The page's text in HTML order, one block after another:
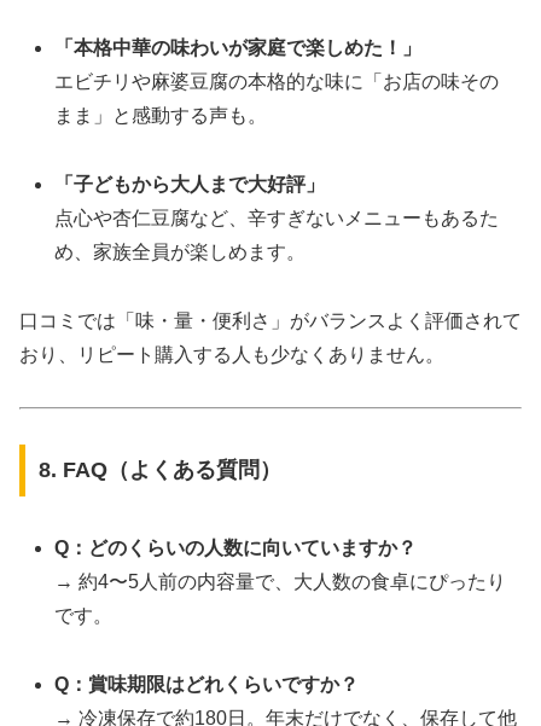
「本格中華の味わいが家庭で楽しめた！」
エビチリや麻婆豆腐の本格的な味に「お店の味その
まま」と感動する声も。
「子どもから大人まで大好評」
点心や杏仁豆腐など、辛すぎないメニューもあるた
め、家族全員が楽しめます。
口コミでは「味・量・便利さ」がバランスよく評価されて
おり、リピート購入する人も少なくありません。
8. FAQ（よくある質問）
Q：どのくらいの人数に向いていますか？
→ 約4〜5人前の内容量で、大人数の食卓にぴったり
です。
Q：賞味期限はどれくらいですか？
→ 冷凍保存で約180日。年末だけでなく、保存して他